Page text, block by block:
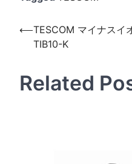
投
ビ
⟵TESCOM マイナスイ
TIB10-K
Related